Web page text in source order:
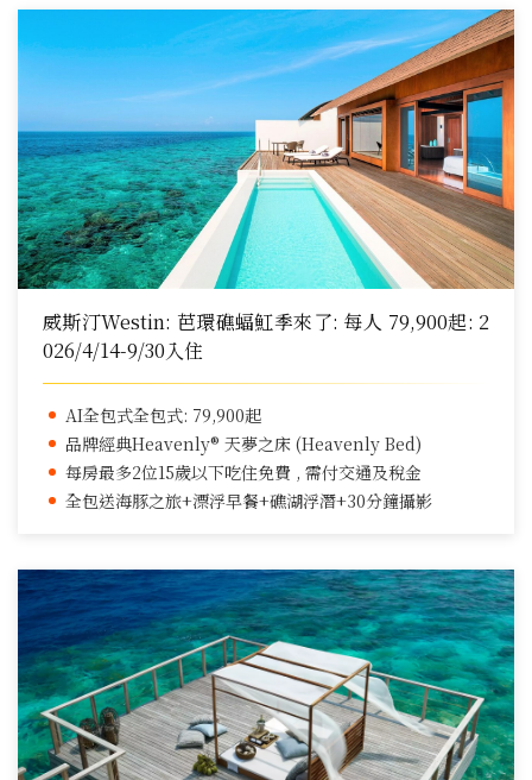
威斯汀Westin: 芭環礁蝠魟季來了: 每人 79,900起: 2
026/4/14-9/30入住
AI全包式全包式: 79,900起
品牌經典Heavenly® 天夢之床 (Heavenly Bed)
每房最多2位15歲以下吃住免費 , 需付交通及稅金
全包送海豚之旅+漂浮早餐+礁湖浮潛+30分鐘攝影